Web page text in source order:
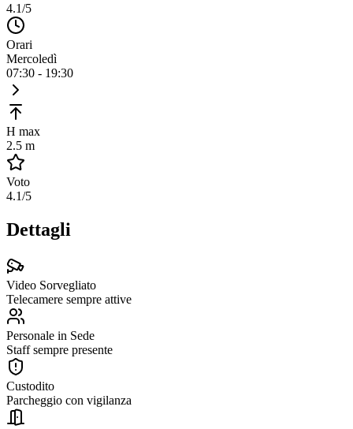
4.1/5
Orari
Mercoledì
07:30 - 19:30
H max
2.5 m
Voto
4.1/5
Dettagli
Video Sorvegliato
Telecamere sempre attive
Personale in Sede
Staff sempre presente
Custodito
Parcheggio con vigilanza